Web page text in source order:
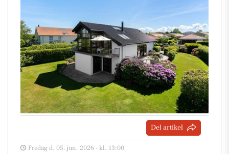
Del artikel
Fredag d. 05. jun. 2026 - kl. 13:00